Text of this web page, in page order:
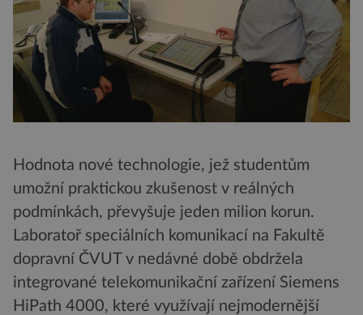
Hodnota nové technologie, jež studentům
umožní praktickou zkušenost v reálných
podmínkách, převyšuje jeden milion korun.
Laboratoř speciálních komunikací na Fakultě
dopravní ČVUT v nedávné době obdržela
integrované telekomunikační zařízení Siemens
HiPath 4000, které využívají nejmodernější